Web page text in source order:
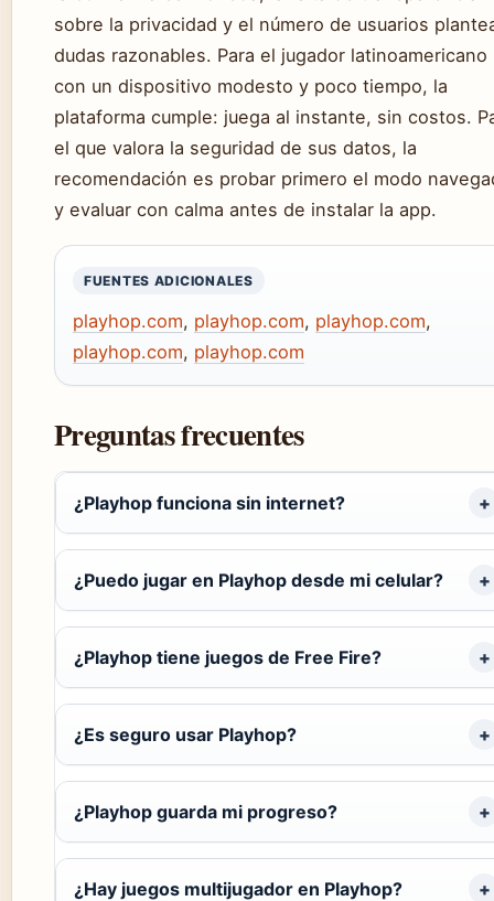
sobre la privacidad y el número de usuarios
dudas razonables. Para el jugador latinoamericano
con un dispositivo modesto y poco tiempo, la
plataforma cumple: juega al instante, sin costos.
el que valora la seguridad de sus datos, la
recomendación es probar primero el modo
y evaluar con calma antes de instalar la app.
FUENTES ADICIONALES
playhop.com, playhop.com, playhop.com,
playhop.com, playhop.com
Preguntas frecuentes
¿Playhop funciona sin internet?
¿Puedo jugar en Playhop desde mi celular?
¿Playhop tiene juegos de Free Fire?
¿Es seguro usar Playhop?
¿Playhop guarda mi progreso?
¿Hay juegos multijugador en Playhop?